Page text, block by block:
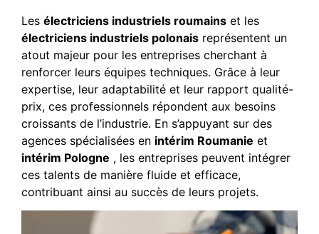
Les électriciens industriels roumains et les
électriciens industriels polonais représentent un
atout majeur pour les entreprises cherchant à
renforcer leurs équipes techniques. Grâce à leur
expertise, leur adaptabilité et leur rapport qualité-
prix, ces professionnels répondent aux besoins
croissants de l’industrie. En s’appuyant sur des
agences spécialisées en intérim Roumanie et
intérim Pologne , les entreprises peuvent intégrer
ces talents de manière fluide et efficace,
contribuant ainsi au succès de leurs projets.